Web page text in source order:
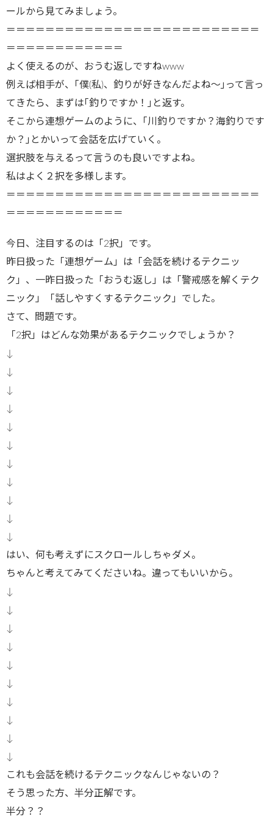
ールから見てみましょう。
＝＝＝＝＝＝＝＝＝＝＝＝＝＝＝＝＝＝＝＝＝＝＝＝＝＝
＝＝＝＝＝＝＝＝＝＝＝＝
よく使えるのが、おうむ返しですねwww
例えば相手が、｢僕(私)、釣りが好きなんだよね～｣って言っ
てきたら、まずは｢釣りですか！｣と返す。
そこから連想ゲームのように、｢川釣りですか？海釣りです
か？｣とかいって会話を広げていく。
選択肢を与えるって言うのも良いですよね。
私はよく２択を多様します。
＝＝＝＝＝＝＝＝＝＝＝＝＝＝＝＝＝＝＝＝＝＝＝＝＝＝
＝＝＝＝＝＝＝＝＝＝＝＝
今日、注目するのは「2択」です。
昨日扱った「連想ゲーム」は「会話を続けるテクニッ
ク」、一昨日扱った「おうむ返し」は「警戒感を解くテク
ニック」「話しやすくするテクニック」でした。
さて、問題です。
「2択」はどんな効果があるテクニックでしょうか？
↓
↓
↓
↓
↓
↓
↓
↓
↓
↓
↓
はい、何も考えずにスクロールしちゃダメ。
ちゃんと考えてみてくださいね。違ってもいいから。
↓
↓
↓
↓
↓
↓
↓
↓
↓
↓
これも会話を続けるテクニックなんじゃないの？
そう思った方、半分正解です。
半分？？